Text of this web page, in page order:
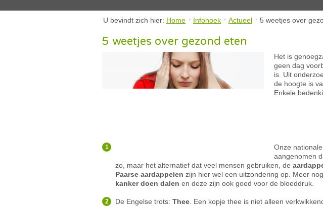
U bevindt zich hier: Home Infohoek Actueel 5 weetjes over
5 weetjes over gezond eten
Het is
geen dag
is. Uit
de hoogte is
Enkele
Onze
aangenomen
zo, maar het alternatief dat veel mensen gebruiken, de
Paarse aardappelen zijn hier wel een uitzondering op. Meer
kanker doen dalen en deze zijn ook goed voor de bloeddruk.
De Engelse trots: Thee . Een kopje thee is niet alleen